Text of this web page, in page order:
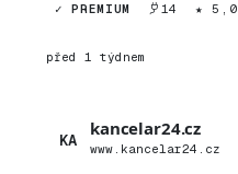
✓ PREMIUM 14 ★ 5,0
před 1 týdnem
KA
kancelar24.cz
www.kancelar24.cz